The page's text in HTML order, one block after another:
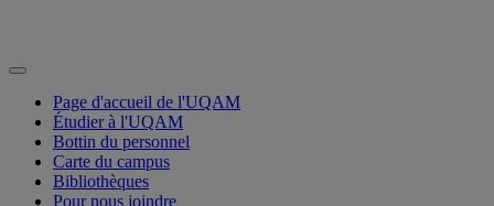
Page d'accueil de l'UQAM
Étudier à l'UQAM
Bottin du personnel
Carte du campus
Bibliothèques
Pour nous joindre